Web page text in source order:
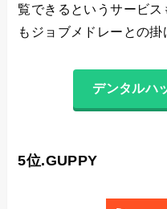
覧できるというサービ
もジョブメドレーとの掛
デンタルハ
5位.GUPPY